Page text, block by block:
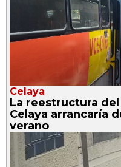
Celaya
La reestructura
Celaya arrancaría
verano